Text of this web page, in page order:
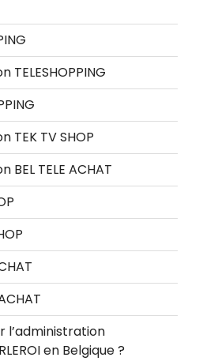
TEK TV SHOP
TELE ACHAT
en Belgique ?